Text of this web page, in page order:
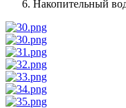
Накопительный